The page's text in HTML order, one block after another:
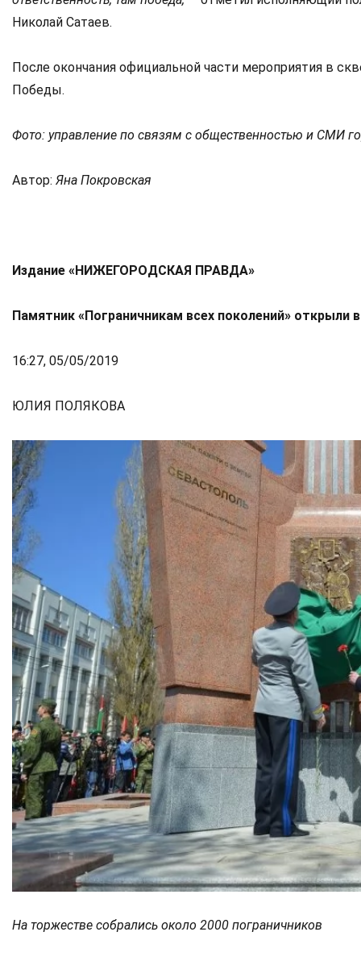
Николай Сатаев.
После окончания официальной части мероприятия в
Победы.
Фото: управление по связям с общественностью и СМИ
Автор: Яна Покровская
Издание «НИЖЕГОРОДСКАЯ ПРАВДА»
Памятник «Пограничникам всех поколений» открыли
16:27, 05/05/2019
ЮЛИЯ ПОЛЯКОВА
На торжестве собрались около 2000 пограничников